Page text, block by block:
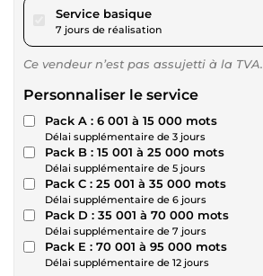
Service basiquepour 17,34 $US
7 jours de réalisation
Ce vendeur n’est pas assujetti à la TVA.
Personnaliser le service
Pack A : 6 001 à 15 000 mots
Délai supplémentaire de 3 jours
Pack B : 15 001 à 25 000 mots
Délai supplémentaire de 5 jours
Pack C : 25 001 à 35 000 mots
Délai supplémentaire de 6 jours
Pack D : 35 001 à 70 000 mots
Délai supplémentaire de 7 jours
Pack E : 70 001 à 95 000 mots
Délai supplémentaire de 12 jours